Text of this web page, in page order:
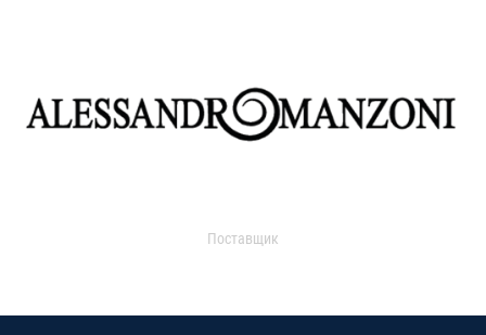
Поставщик